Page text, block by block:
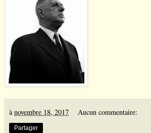
ànovembre 18, 2017 Aucun commentaire:
Partager